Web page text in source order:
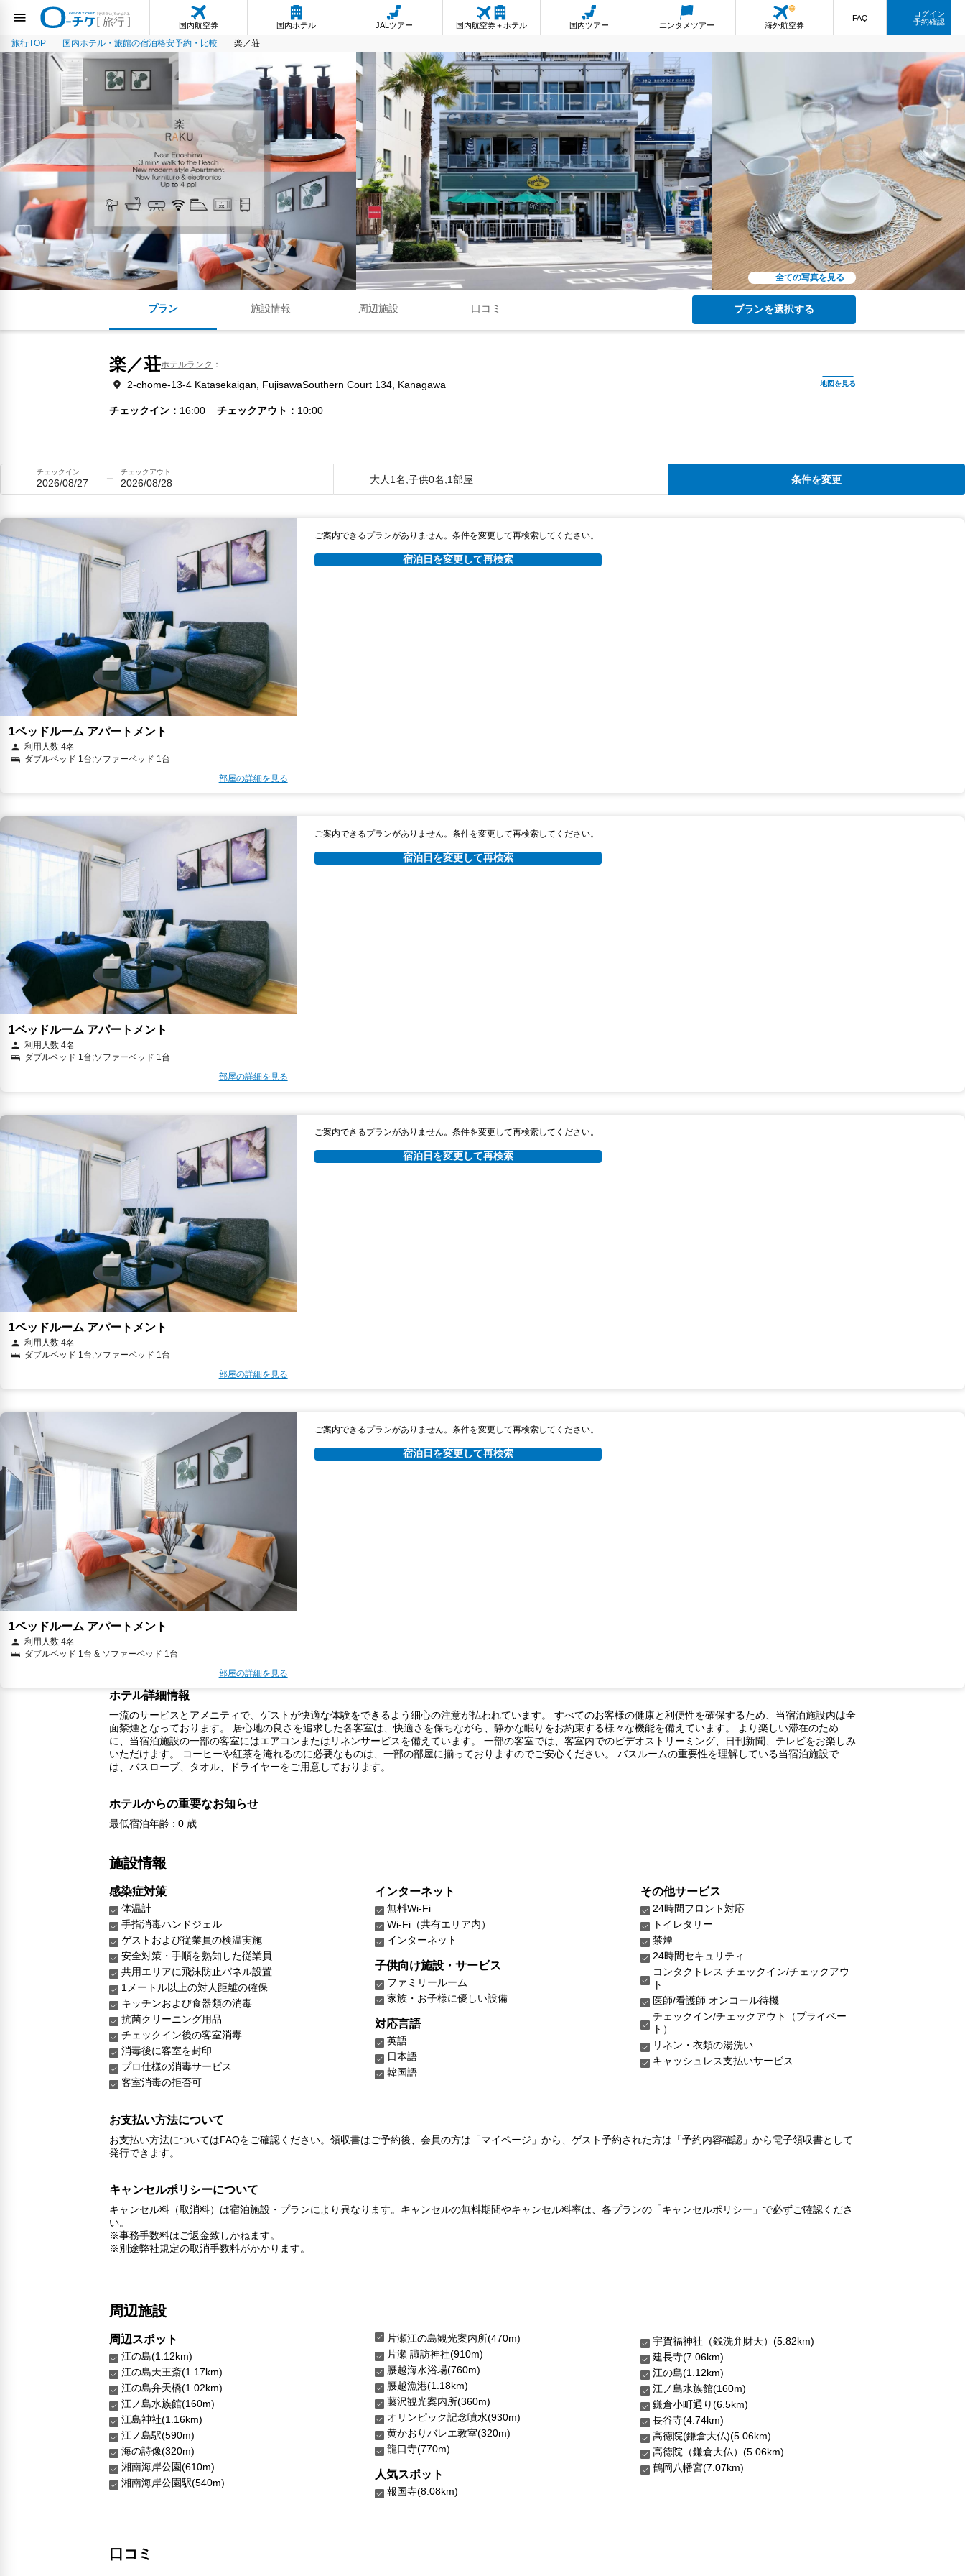
国内航空券 国内ホテル JALツアー 国内航空券＋ホテル 国内ツアー エンタメツアー 海外航空券
FAQ
ログイン
予約確認
旅行TOP 国内ホテル・旅館の宿泊格安予約・比較 楽／荘
全ての写真を見る
プラン 施設情報 周辺施設 口コミ プランを選択する
楽／荘ホテルランク
2-chōme-13-4 Katasekaigan, FujisawaSouthern Court 134, Kanagawa
チェックイン 16:00 チェックアウト 10:00
チェックイン
2026/08/27
チェックアウト
2026/08/28 大人1名,子供0名,1部屋 条件を変更
1ベッドルーム アパートメント
利用人数 4名
ダブルベッド 1台;ソファーベッド 1台
部屋の詳細を見る
ご案内できるプランがありません。条件を変更して再検索してください。
宿泊日を変更して再検索
1ベッドルーム アパートメント
利用人数 4名
ダブルベッド 1台;ソファーベッド 1台
部屋の詳細を見る
ご案内できるプランがありません。条件を変更して再検索してください。
宿泊日を変更して再検索
1ベッドルーム アパートメント
利用人数 4名
ダブルベッド 1台;ソファーベッド 1台
部屋の詳細を見る
ご案内できるプランがありません。条件を変更して再検索してください。
宿泊日を変更して再検索
1ベッドルーム アパートメント
利用人数 4名
ダブルベッド 1台 & ソファーベッド 1台
部屋の詳細を見る
ご案内できるプランがありません。条件を変更して再検索してください。
宿泊日を変更して再検索
ホテル詳細情報
一流のサービスとアメニティで、ゲストが快適な体験をできるよう細心の注意が払われています。 すべてのお客様の健康と利便性を確保するため、当宿泊施設内は全
面禁煙となっております。 居心地の良さを追求した各客室は、快適さを保ちながら、静かな眠りをお約束する様々な機能を備えています。 より楽しい滞在のため
に、当宿泊施設の一部の客室にはエアコンまたはリネンサービスを備えています。 一部の客室では、客室内でのビデオストリーミング、日刊新聞、テレビをお楽しみ
いただけます。 コーヒーや紅茶を淹れるのに必要なものは、一部の部屋に揃っておりますのでご安心ください。 バスルームの重要性を理解している当宿泊施設で
は、バスローブ、タオル、ドライヤーをご用意しております。
ホテルからの重要なお知らせ
最低宿泊年齢 : 0 歳
施設情報
感染症対策
体温計
手指消毒ハンドジェル
ゲストおよび従業員の検温実施
安全対策・手順を熟知した従業員
共用エリアに飛沫防止パネル設置
1メートル以上の対人距離の確保
キッチンおよび食器類の消毒
抗菌クリーニング用品
チェックイン後の客室消毒
消毒後に客室を封印
プロ仕様の消毒サービス
客室消毒の拒否可
インターネット
無料Wi-Fi
Wi-Fi（共有エリア内）
インターネット
子供向け施設・サービス
ファミリールーム
家族・お子様に優しい設備
対応言語
英語
日本語
韓国語
その他サービス
24時間フロント対応
トイレタリー
禁煙
24時間セキュリティ
コンタクトレス チェックイン/チェックアウ
ト
医師/看護師 オンコール待機
チェックイン/チェックアウト（プライベー
ト）
リネン・衣類の湯洗い
キャッシュレス支払いサービス
お支払い方法について
お支払い方法についてはFAQをご確認ください。領収書はご予約後、会員の方は「マイページ」から、ゲスト予約された方は「予約内容確認」から電子領収書として
発行できます。
キャンセルポリシーについて
キャンセル料（取消料）は宿泊施設・プランにより異なります。キャンセルの無料期間やキャンセル料率は、各プランの「キャンセルポリシー」で必ずご確認くださ
い。
※事務手数料はご返金致しかねます。
※別途弊社規定の取消手数料がかかります。
周辺施設
周辺スポット
江の島(1.12km)
江の島天王斎(1.17km)
江の島弁天橋(1.02km)
江ノ島水族館(160m)
江島神社(1.16km)
江ノ島駅(590m)
海の詩像(320m)
湘南海岸公園(610m)
湘南海岸公園駅(540m)
片瀬江の島観光案内所(470m)
片瀬 諏訪神社(910m)
腰越海水浴場(760m)
腰越漁港(1.18km)
藤沢観光案内所(360m)
オリンピック記念噴水(930m)
黄かおりバレエ教室(320m)
龍口寺(770m)
人気スポット
報国寺(8.08km)
宇賀福神社（銭洗弁財天）(5.82km)
建長寺(7.06km)
江の島(1.12km)
江ノ島水族館(160m)
鎌倉小町通り(6.5km)
長谷寺(4.74km)
高徳院(鎌倉大仏)(5.06km)
高徳院（鎌倉大仏）(5.06km)
鶴岡八幡宮(7.07km)
口コミ